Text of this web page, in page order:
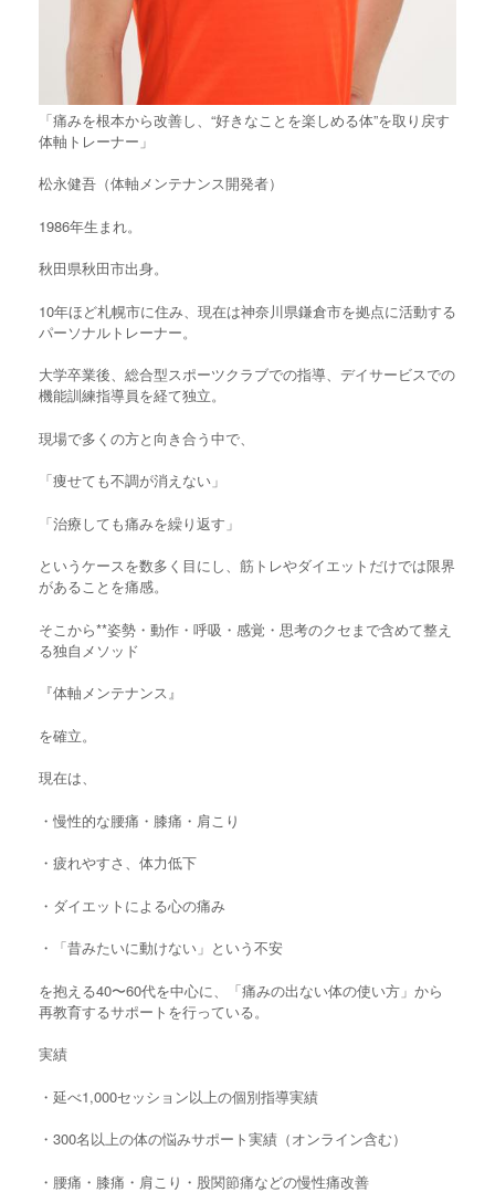
「痛みを根本から改善し、“好きなことを楽しめる体”を取り戻す
体軸トレーナー」
松永健吾（体軸メンテナンス開発者）
1986年生まれ。
秋田県秋田市出身。
10年ほど札幌市に住み、現在は神奈川県鎌倉市を拠点に活動する
パーソナルトレーナー。
大学卒業後、総合型スポーツクラブでの指導、デイサービスでの
機能訓練指導員を経て独立。
現場で多くの方と向き合う中で、
「痩せても不調が消えない」
「治療しても痛みを繰り返す」
というケースを数多く目にし、筋トレやダイエットだけでは限界
があることを痛感。
そこから**姿勢・動作・呼吸・感覚・思考のクセまで含めて整え
る独自メソッド
『体軸メンテナンス』
を確立。
現在は、
・慢性的な腰痛・膝痛・肩こり
・疲れやすさ、体力低下
・ダイエットによる心の痛み
・「昔みたいに動けない」という不安
を抱える40〜60代を中心に、「痛みの出ない体の使い方」から
再教育するサポートを行っている。
実績
・延べ1,000セッション以上の個別指導実績
・300名以上の体の悩みサポート実績（オンライン含む）
・腰痛・膝痛・肩こり・股関節痛などの慢性痛改善